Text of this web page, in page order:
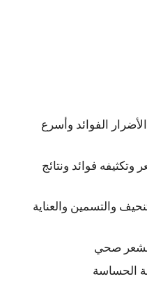
الفوائد وأسرع
وتكثيفه فوائد ونتائج
والتسمين والعناية
لشعر صحي
الحساسة